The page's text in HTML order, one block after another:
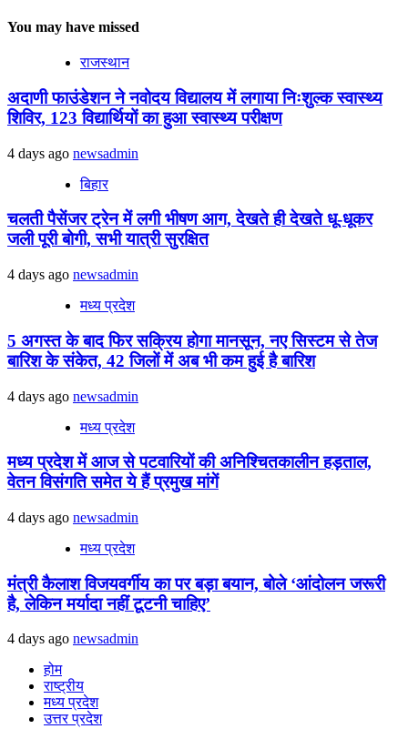
You may have missed
राजस्थान
अदाणी फाउंडेशन ने नवोदय विद्यालय में लगाया निःशुल्क स्वास्थ्य
शिविर, 123 विद्यार्थियों का हुआ स्वास्थ्य परीक्षण
4 days ago newsadmin
बिहार
चलती पैसेंजर ट्रेन में लगी भीषण आग, देखते ही देखते धू-धूकर
जली पूरी बोगी, सभी यात्री सुरक्षित
4 days ago newsadmin
मध्य प्रदेश
5 अगस्त के बाद फिर सक्रिय होगा मानसून, नए सिस्टम से तेज
बारिश के संकेत, 42 जिलों में अब भी कम हुई है बारिश
4 days ago newsadmin
मध्य प्रदेश
मध्य प्रदेश में आज से पटवारियों की अनिश्चितकालीन हड़ताल,
वेतन विसंगति समेत ये हैं प्रमुख मांगें
4 days ago newsadmin
मध्य प्रदेश
मंत्री कैलाश विजयवर्गीय का पर बड़ा बयान, बोले ‘आंदोलन जरूरी
है, लेकिन मर्यादा नहीं टूटनी चाहिए’
4 days ago newsadmin
होम
राष्ट्रीय
मध्य प्रदेश
उत्तर प्रदेश